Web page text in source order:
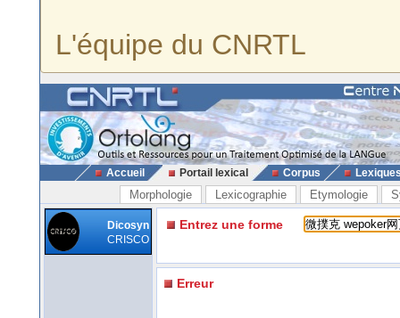
L'équipe du CNRTL
Accueil Portail lexical Corpus
Morphologie Lexicographie Etymologie
Dicosyn
CRISCO
Entrez une forme
Erreur